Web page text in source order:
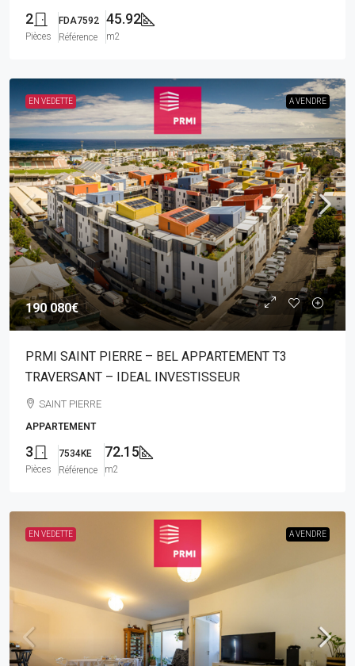
2
Pièces
FDA7592
Référence
45.92
m2
EN VEDETTE A VENDRE
190 080€
PRMI SAINT PIERRE – BEL APPARTEMENT T3
TRAVERSANT – IDEAL INVESTISSEUR
SAINT PIERRE
APPARTEMENT
3
Pièces
7534KE
Référence
72.15
m2
EN VEDETTE A VENDRE